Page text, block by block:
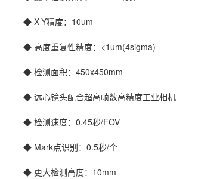
◆ X-Y精度：10um
◆ 高度重复性精度：<1um(4sigma)
◆ 检测面积：450x450mm
◆ 远心镜头配合超高帧数高精度工业相机
◆ 检测速度：0.45秒/FOV
◆ Mark点识别：0.5秒/个
◆ 更大检测高度：10mm